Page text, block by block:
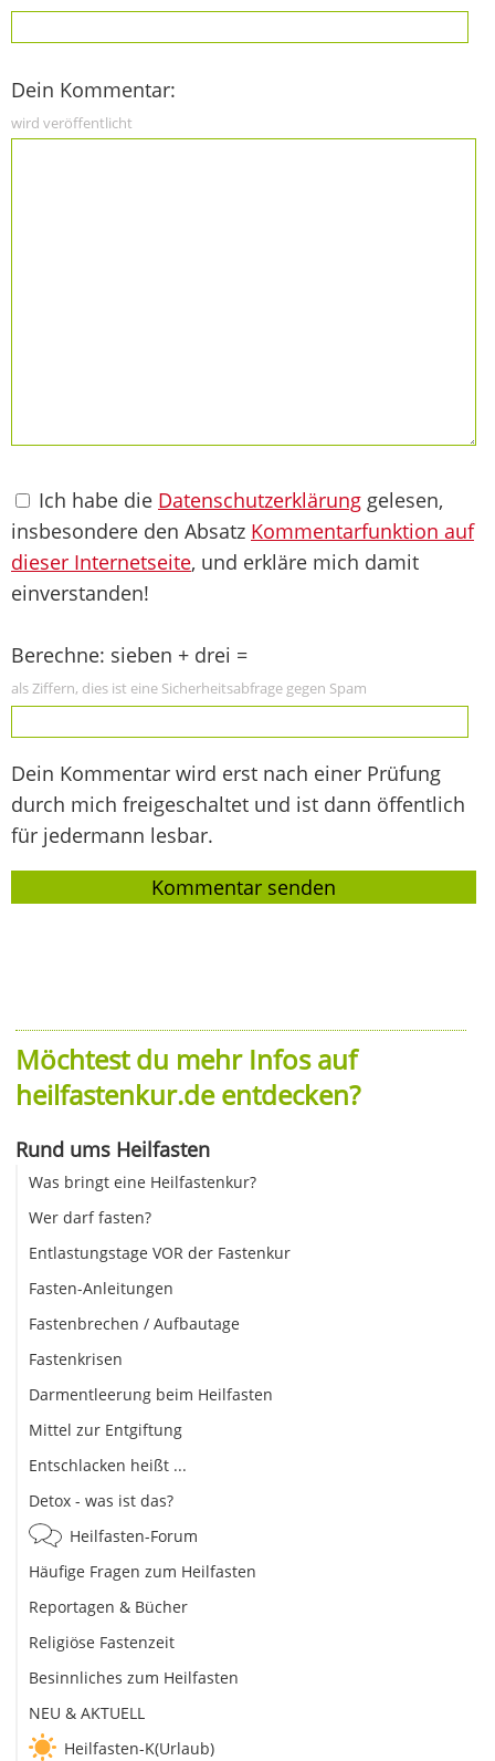
Dein Kommentar:
wird veröffentlicht
Ich habe die Datenschutzerklärung gelesen,
insbesondere den Absatz Kommentarfunktion auf
dieser Internetseite, und erkläre mich damit
einverstanden!
Berechne: sieben + drei =
als Ziffern, dies ist eine Sicherheitsabfrage gegen Spam
Dein Kommentar wird erst nach einer Prüfung
durch mich freigeschaltet und ist dann öffentlich
für jedermann lesbar.
Möchtest du mehr Infos auf
heilfastenkur.de entdecken?
Rund ums Heilfasten
Was bringt eine Heilfastenkur?
Wer darf fasten?
Entlastungstage VOR der Fastenkur
Fasten-Anleitungen
Fastenbrechen / Aufbautage
Fastenkrisen
Darmentleerung beim Heilfasten
Mittel zur Entgiftung
Entschlacken heißt ...
Detox - was ist das?
Heilfasten-Forum
Häufige Fragen zum Heilfasten
Reportagen & Bücher
Religiöse Fastenzeit
Besinnliches zum Heilfasten
NEU & AKTUELL
Heilfasten-K(Urlaub)